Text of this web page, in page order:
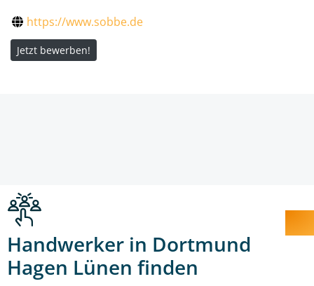
https://www.sobbe.de
Jetzt bewerben!
Handwerker in Dortmund
Hagen Lünen finden